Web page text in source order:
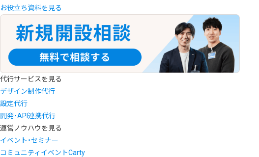
お役立ち資料を見る
代行サービスを見る
デザイン制作代行
設定代行
開発・API連携代行
運営ノウハウを見る
イベント・セミナー
コミュニティイベントCarty